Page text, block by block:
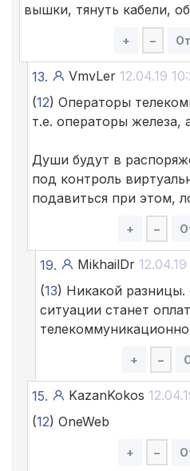
вышки, тянуть кабели,
+ –
13. VmvLer 12.04.19
(12) Операторы
т.е. операторы железа,
Души будут в
под контроль
подавиться при этом,
+ –
19. MikhailDr
(13) Никакой разницы.
ситуации станет
+ –
15. KazanKokos
(12) OneWeb
+ –